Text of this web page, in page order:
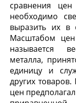
сравнения
необходимо
выразить их в
Масштабом
называется
металла,
единицу и
других
цен